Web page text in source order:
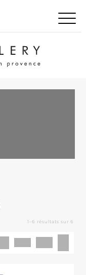
1–6 résultats sur 6